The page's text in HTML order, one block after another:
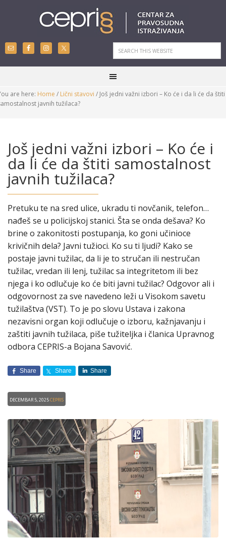
are here: Home / Lični stavovi / Još jedni važni izbori – Ko će i da li će da štiti
javnih tužilaca?
Još jedni važni izbori – Ko će i
da li će da štiti samostalnost
javnih tužilaca?
Pretuku te na sred ulice, ukradu ti novčanik, telefon…
nađeš se u policijskoj stanici. Šta se onda dešava? Ko
brine o zakonitosti postupanja, ko goni učinioce
krivičnih dela? Javni tužioci. Ko su ti ljudi? Kako se
postaje javni tužilac, da li je to stručan ili nestručan
tužilac, vredan ili lenj, tužilac sa integritetom ili bez
njega i ko odlučuje ko će biti javni tužilac? Odgovor ali i
odgovornost za sve navedeno leži u Visokom savetu
tužilaštva (VST). To je po slovu Ustava i zakona
nezavisni organ koji odlučuje o izboru, kažnjavanju i
zaštiti javnih tužilaca, piše tužiteljka i članica Upravnog
odbora CEPRIS-a Bojana Savović.
Share Share Share
Decembar 5, 2025CEPRIS